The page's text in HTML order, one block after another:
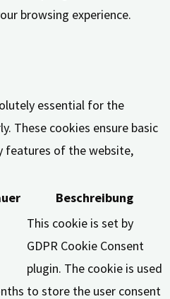
browsing experience.
essential for the
These cookies ensure basic
features of the website,
Beschreibung
This cookie is set by
GDPR Cookie Consent
plugin. The cookie is used
to store the user consent